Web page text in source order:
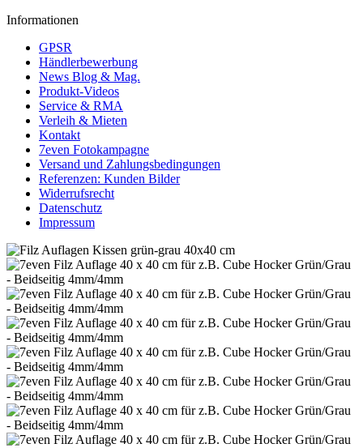
Informationen
GPSR
Händlerbewerbung
News Blog & Mag.
Produkt-Videos
Service & RMA
Verleih & Mieten
Kontakt
7even Fotokampagne
Versand und Zahlungsbedingungen
Referenzen: Kunden Bilder
Widerrufsrecht
Datenschutz
Impressum